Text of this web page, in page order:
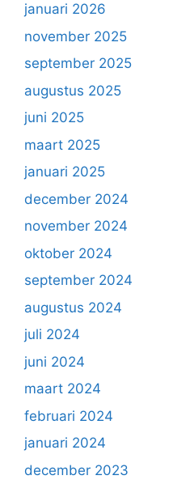
januari 2026
november 2025
september 2025
augustus 2025
juni 2025
maart 2025
januari 2025
december 2024
november 2024
oktober 2024
september 2024
augustus 2024
juli 2024
juni 2024
maart 2024
februari 2024
januari 2024
december 2023